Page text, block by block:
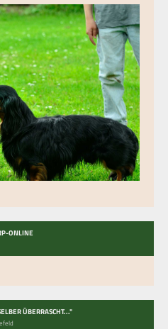
ONLINE
ÜBERRASCHT..."